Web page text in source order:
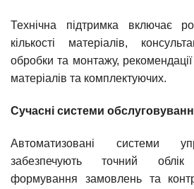
Технічна підтримка включає
кількості матеріалів,
обробки та монтажу,
матеріалів та комплектуючих.
Сучасні системи
Автоматизовані системи
забезпечують точний
формування замовлень та